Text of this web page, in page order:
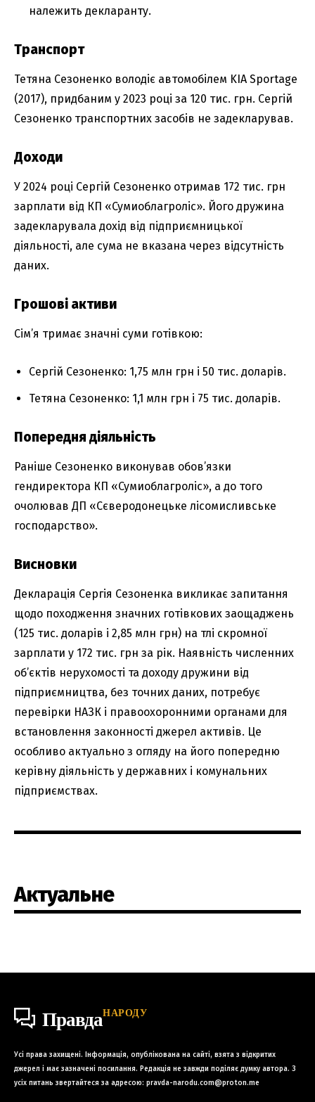
належить декларанту.
Транспорт
Тетяна Сезоненко володіє автомобілем KIA Sportage
(2017), придбаним у 2023 році за 120 тис. грн. Сергій
Сезоненко транспортних засобів не задекларував.
Доходи
У 2024 році Сергій Сезоненко отримав 172 тис. грн
зарплати від КП «Сумиоблагроліс». Його дружина
задекларувала дохід від підприємницької
діяльності, але сума не вказана через відсутність
даних.
Грошові активи
Сім’я тримає значні суми готівкою:
Сергій Сезоненко: 1,75 млн грн і 50 тис. доларів.
Тетяна Сезоненко: 1,1 млн грн і 75 тис. доларів.
Попередня діяльність
Раніше Сезоненко виконував обов’язки
гендиректора КП «Сумиоблагроліс», а до того
очолював ДП «Сєверодонецьке лісомисливське
господарство».
Висновки
Декларація Сергія Сезоненка викликає запитання
щодо походження значних готівкових заощаджень
(125 тис. доларів і 2,85 млн грн) на тлі скромної
зарплати у 172 тис. грн за рік. Наявність численних
об’єктів нерухомості та доходу дружини від
підприємництва, без точних даних, потребує
перевірки НАЗК і правоохоронними органами для
встановлення законності джерел активів. Це
особливо актуально з огляду на його попередню
керівну діяльність у державних і комунальних
підприємствах.
Актуальне
ПравдаНАРОДУ
Усі права захищені. Інформація, опублікована на сайті, взята з відкритих
джерел і має зазначені посилання. Редакція не завжди поділяє думку автора. З
усіх питань звертайтеся за адресою: pravda-narodu.com@proton.me